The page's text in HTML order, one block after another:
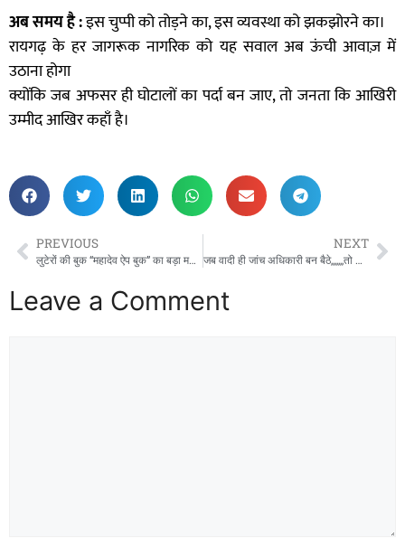
अब समय है :इस चुप्पी को तोड़ने का, इस व्यवस्था को झकझोरने का।
रायगढ़ के हर जागरूक नागरिक को यह सवाल अब ऊंची आवाज़ में
उठाना होगा
क्योंकि जब अफसर ही घोटालों का पर्दा बन जाए, तो जनता कि आखिरी
उम्मीद आखिर कहाँ है।
PREVIOUS
लुटेरों की बुक “महादेव ऐप बुक” का बड़ा महाघोटाला विस्फोट,,,,,573 करोड़ की जब्ती………..
NEXT
जब वादी ही जांच अधिकारी बन बैठे,,,,,,,तो कहां से बचेगी सुशासन तिहार की लाज,,,,,!!
Leave a Comment